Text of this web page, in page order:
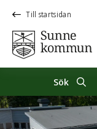
Till startsidan
Sök